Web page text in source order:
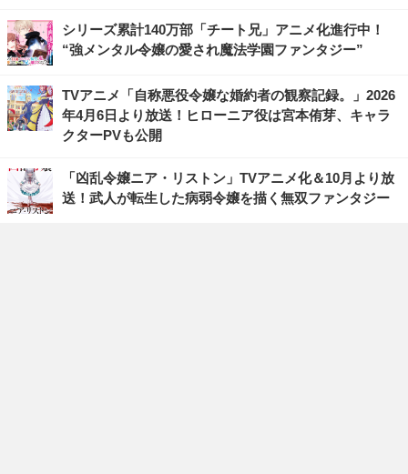
シリーズ累計140万部「チート兄」アニメ化進行中！
“強メンタル令嬢の愛され魔法学園ファンタジー”
TVアニメ「自称悪役令嬢な婚約者の観察記録。」2026
年4月6日より放送！ヒローニア役は宮本侑芽、キャラ
クターPVも公開
「凶乱令嬢ニア・リストン」TVアニメ化＆10月より放
送！武人が転生した病弱令嬢を描く無双ファンタジー